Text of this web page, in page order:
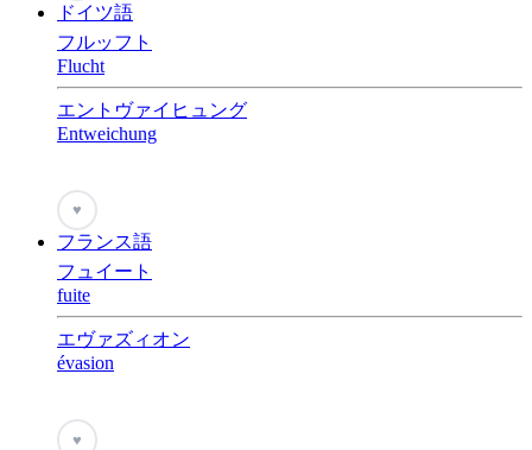
ドイツ語
フルッフト
Flucht
エントヴァイヒュング
Entweichung
♥
フランス語
フュイート
fuite
エヴァズィオン
évasion
♥